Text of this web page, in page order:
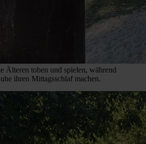
Älteren toben und spielen, während
ihren Mittagsschlaf machen.